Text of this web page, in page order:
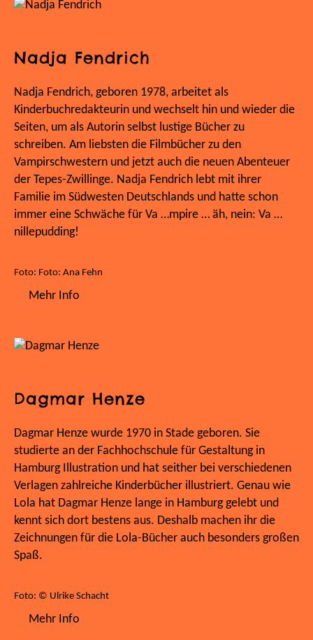
Nadja Fendrich
Nadja Fendrich, geboren 1978, arbeitet als
Kinderbuchredakteurin und wechselt hin und wieder die
Seiten, um als Autorin selbst lustige Bücher zu
schreiben. Am liebsten die Filmbücher zu den
Vampirschwestern und jetzt auch die neuen Abenteuer
der Tepes-Zwillinge. Nadja Fendrich lebt mit ihrer
Familie im Südwesten Deutschlands und hatte schon
immer eine Schwäche für Va …mpire … äh, nein: Va …
nillepudding!
Foto: Foto: Ana Fehn
Mehr Info
Dagmar Henze
Dagmar Henze wurde 1970 in Stade geboren. Sie
studierte an der Fachhochschule für Gestaltung in
Hamburg Illustration und hat seither bei verschiedenen
Verlagen zahlreiche Kinderbücher illustriert. Genau wie
Lola hat Dagmar Henze lange in Hamburg gelebt und
kennt sich dort bestens aus. Deshalb machen ihr die
Zeichnungen für die Lola-Bücher auch besonders großen
Spaß.
Foto: © Ulrike Schacht
Mehr Info